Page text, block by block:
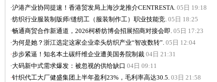
·沪港产业协同提速！香港贸发局上海沙龙推介CENTRESTA. 05日 19:18
·纺织行业服装制版师/缝纫工（服装制作工）职业技能竞. 05日 18:25
·畅通商贸合作新通道，2026柯桥纺博会招展招商对接会即. 05日 17:23
·为何是她？浙江选定这家企业牵头纺织产业“智改数转”. 05日 12:04
·步步紧逼！知名本土碳纤维企业遭美国务院制裁 04日 21:31
·大码新中式需求爆发：被忽视的供给缺口 04日 09:11
·针织代工大厂健盛集团上半年盈利23%，毛利率高达30.5. 03日 21:58